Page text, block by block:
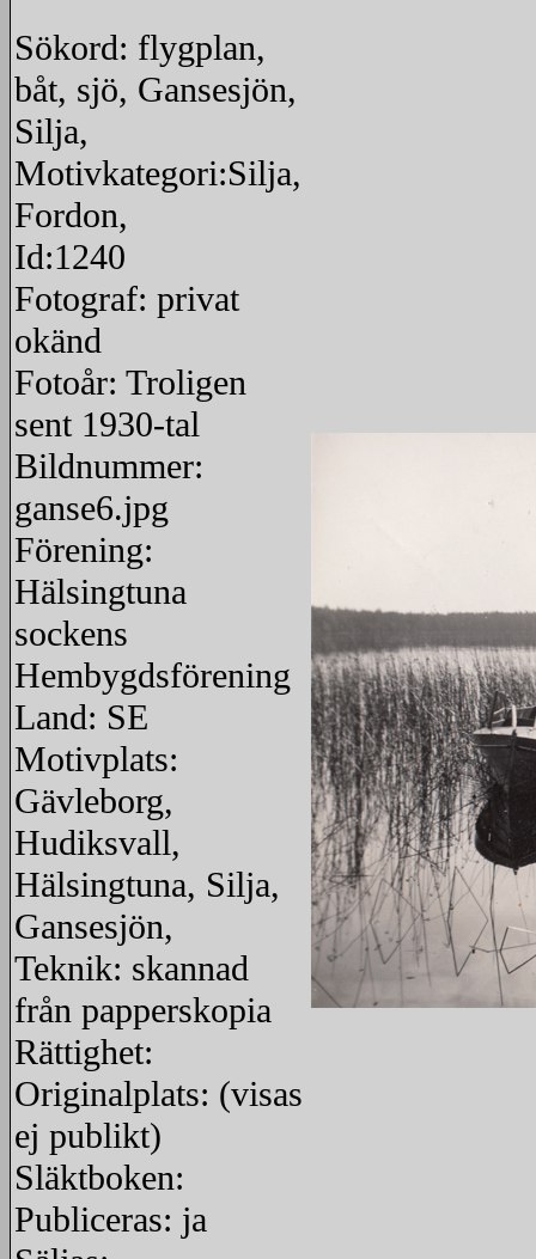
Sökord: flygplan,
båt, sjö, Gansesjön,
Silja,
Motivkategori:Silja,
Fordon,
Id:1240
Fotograf: privat
okänd
Fotoår: Troligen
sent 1930-tal
Bildnummer:
ganse6.jpg
Förening:
Hälsingtuna
sockens
Hembygdsförening
Land: SE
Motivplats:
Gävleborg,
Hudiksvall,
Hälsingtuna, Silja,
Gansesjön,
Teknik: skannad
från papperskopia
Rättighet:
Originalplats: (visas
ej publikt)
Släktboken:
Publiceras: ja